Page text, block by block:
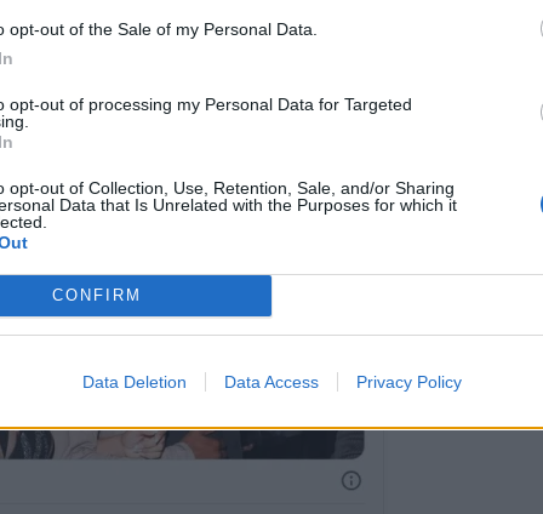
opt-out of the Sale of my Personal Data.
opt-out of processing my Personal Data for Targeted
opt-out of Collection, Use, Retention, Sale, and/or Sharing
Data that Is Unrelated with the Purposes for which it
CONFIRM
Data Deletion Data Access Privacy Policy
Αποδέχομαι τουςόρους χρήσης